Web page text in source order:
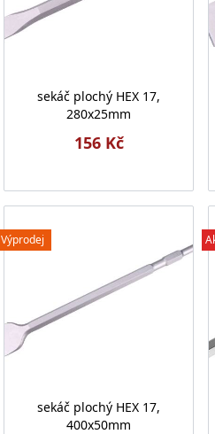
sekáč plochý HEX 17,
280x25mm
156 Kč
Výprodej
sekáč plochý HEX 17,
400x50mm